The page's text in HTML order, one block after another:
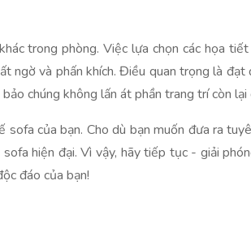
trong phòng. Việc lựa chọn các họa
và phấn khích. Điều quan trọng là đạt
chúng không lấn át phần trang trí còn lại
của bạn. Cho dù bạn muốn đưa ra
hiện đại. Vì vậy, hãy tiếp tục - giải
đáo của bạn!